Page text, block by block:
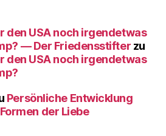
den USA noch irgendetwas
— Der Friedensstifter zu
den USA noch irgendetwas
Persönliche Entwicklung
der Liebe